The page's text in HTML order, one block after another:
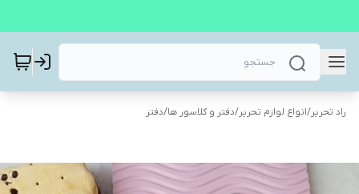
راد تحریر/انواع لوازم تحریر/دفتر و کلاسور ها/دفتر